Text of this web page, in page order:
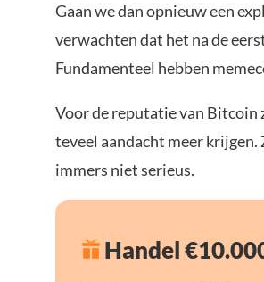
Gaan we dan opnieuw een
verwachten dat het na de
Fundamenteel hebben
Voor de reputatie van Bitcoin
teveel aandacht meer
immers niet serieus.
Handel